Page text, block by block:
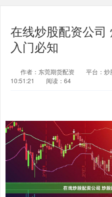
在线炒股配资公司
入门必知
作者：东莞期货配资 平台：炒
10:51:21
阅读：64